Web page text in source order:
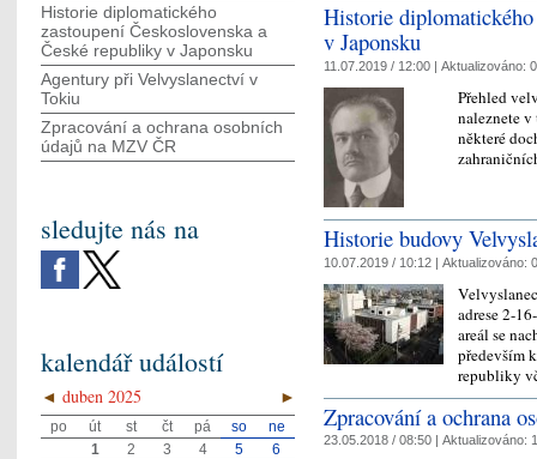
Historie diplomatického
v Japonsku
11.07.2019 / 12:00 | Aktualizováno:
Přehled
naleznete
některé
Historie budovy
10.07.2019 / 10:12 | Aktualizováno:
adrese 2-
areál se
především
republiky
Zpracování a ochrana
23.05.2018 / 08:50 | Aktualizováno:
Historie diplomatického
zastoupení Československa a
České republiky v Japonsku
Agentury při Velvyslanectví v
Tokiu
Zpracování a ochrana osobních
údajů na MZV ČR
sledujte nás na
kalendář událostí
◄ ►
duben 2025
po út st čt pá so
ne
1
2 3 4 5
6